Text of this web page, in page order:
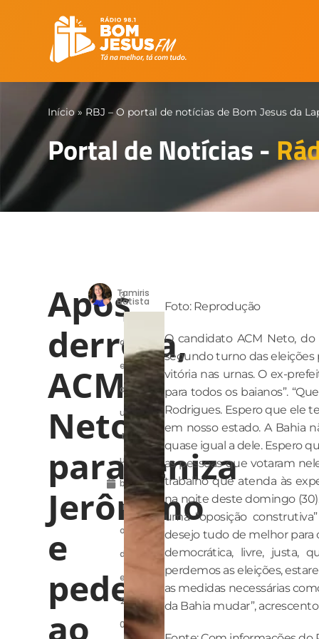
Início» RBJ – O portal de notícias de Bom Jesus da
Portal de Notícias -
Após
derrota,
ACM
Neto
parabeniza
Jerônimo
e
pede
ao
Tamiris
Batista
3
1
d
e
o
u
t
u
b
r
o
d
e
2
0
Foto: Reprodução
O candidato ACM Neto,
segundo turno das eleições
vitória nas urnas. O ex-
para todos os baianos”.
Rodrigues. Espero que ele
em nosso estado. A Bahia
quase igual a dele. Espero
as pessoas que votaram
trabalho que atenda às
na noite deste domingo
uma “oposição
desejo tudo de melhor para
democrática, livre, justa,
perdemos as eleições,
as medidas necessárias
da Bahia mudar”,